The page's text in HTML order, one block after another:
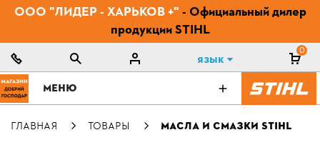
ООО "ЛИДЕР - ХАРЬКОВ +" - Официальный дилер
продукции STIHL
Язык
0
МЕНЮ
ГЛАВНАЯ ТОВАРЫ МАСЛА И СМАЗКИ STIHL